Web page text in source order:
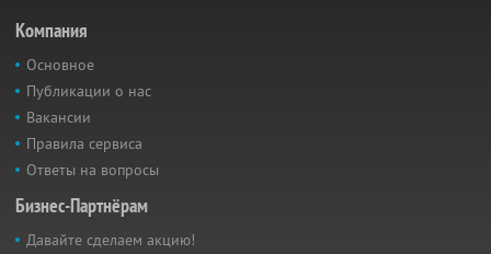
Компания
Основное
Публикации о нас
Вакансии
Правила сервиса
Ответы на вопросы
Бизнес-Партнёрам
Давайте сделаем акцию!